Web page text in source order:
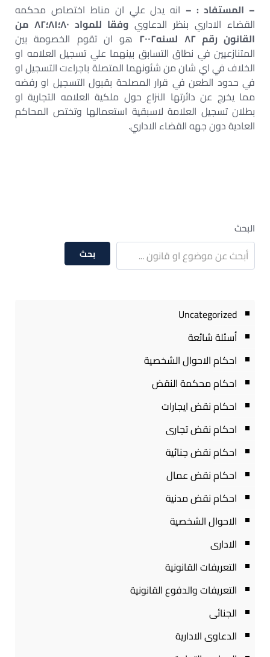
– المستفاد : –انه يدل علي ان مناط اختصاص محكمه
القضاء الاداري بنظر الدعاوي
وفقا للمواد ٨٠؛٨١؛٨٢ من
القانون رقم ٨٢ لسنه٢٠٠٢
هو ان تقوم الخصومة بين
المتنازعيين في نطاق التسابق بينهما علي تسجيل العلامه او
الخلاف في اي شان من شئونهما المتصلة باجراءت التسجيل او
في حدود الطعن في قرار المصلحة بقبول التسجيل او رفضه
مما يخرج عن دائرتها النزاع حول ملكية العلامه التجارية او
بطلان تسجيل العلامة لاسبقية استعمالها وتختص المحاكم
العادية دون جهه القضاء الاداري.
البحث
بحث
Uncategorized
أسئلة شائعة
احكام الاحوال الشخصية
احكام محكمة النقض
احكام نقض ايجارات
احكام نقض تجارى
احكام نقض جنائية
احكام نقض عمال
احكام نقض مدنية
الاحوال الشخصية
الادارى
التعريفات القانونية
التعريفات والدفوع القانونية
الجنائى
الدعاوى الادارية